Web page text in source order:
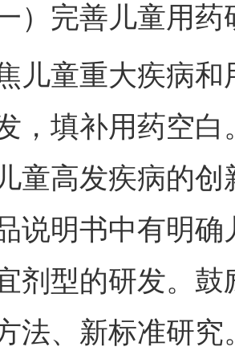
完善儿童用药
童重大疾病和
，填补用药空
童高发疾病的
说明书中有明
剂型的研发。
法、新标准研